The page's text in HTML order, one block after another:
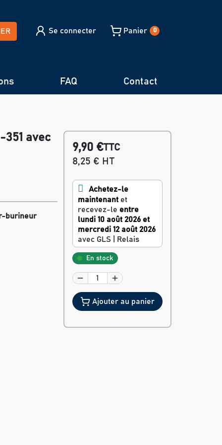
Se connecter Panier 0
FAQ Contact
351 avec
burineur
9,90 €TTC
8,25 € HT
Achetez-le
maintenantet
recevez-le entre
lundi 10 août 2026 et
mercredi 12 août 2026
avec GLS | Relais
En stock
Ajouter au panier